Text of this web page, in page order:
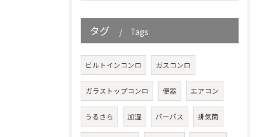
タグ Tags
ビルトインコンロ ガスコンロ
ガラストップコンロ 便器 エアコン
うるさら 加湿 パーパス 排気筒